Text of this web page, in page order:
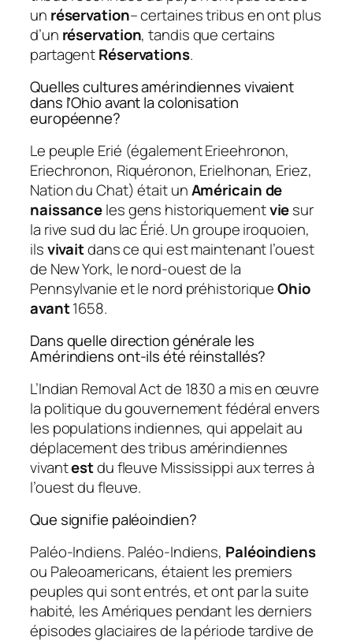
un réservation– certaines tribus en ont plus
d’un réservation, tandis que certains
partagentRéservations.
Quelles cultures amérindiennes vivaient
dans l’Ohio avant la colonisation
européenne?
Le peuple Erié (également Erieehronon,
Eriechronon, Riquéronon, Erielhonan, Eriez,
Nation du Chat) était unAméricain de
naissanceles gens historiquementviesur
la rive sud du lac Érié. Un groupe iroquoien,
ilsvivaitdans ce qui est maintenant l’ouest
de New York, le nord-ouest de la
Pennsylvanie et le nord préhistoriqueOhio
avant1658.
Dans quelle direction générale les
Amérindiens ont-ils été réinstallés?
L’Indian Removal Act de 1830 a mis en œuvre
la politique du gouvernement fédéral envers
les populations indiennes, qui appelait au
déplacement des tribus amérindiennes
vivantestdu fleuve Mississippi aux terres à
l’ouest du fleuve.
Que signifie paléoindien?
Paléo-Indiens. Paléo-Indiens, Paléoindiens
ou Paleoamericans, étaient les premiers
peuples qui sont entrés, et ont par la suite
habité, les Amériques pendant les derniers
épisodes glaciaires de la période tardive de